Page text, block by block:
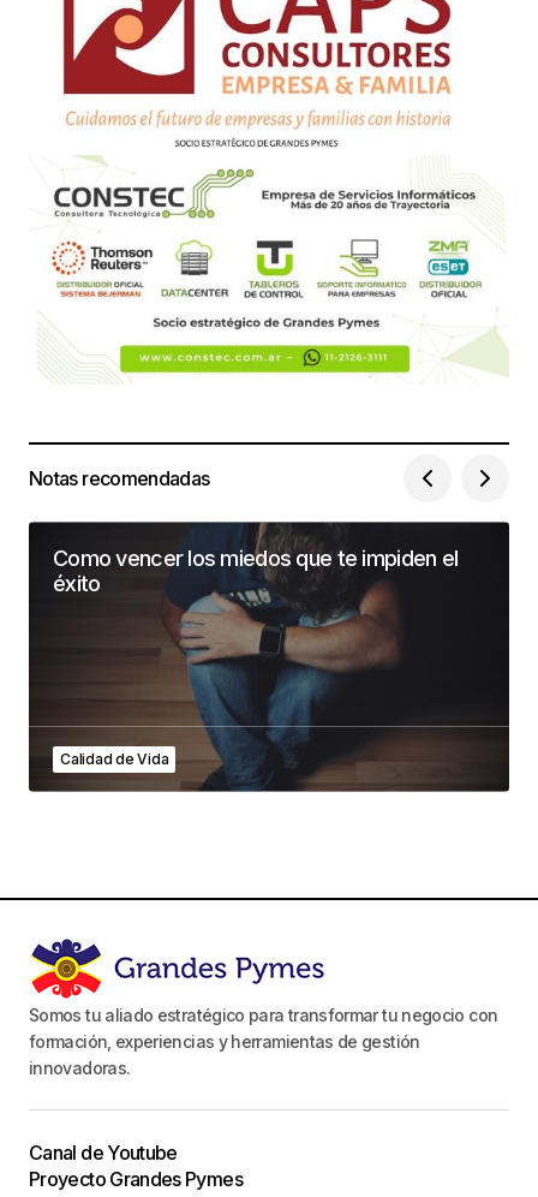
Notas recomendadas
Como vencer los miedos que te impiden el
éxito
Calidad de Vida
Somos tu aliado estratégico para transformar tu negocio con
formación, experiencias y herramientas de gestión
innovadoras.
Canal de Youtube
Proyecto Grandes Pymes